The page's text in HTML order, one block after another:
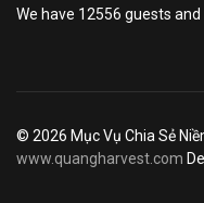
We have 12556 guests
© 2026 Mục Vụ Chia Sẻ
www.quangharvest.com